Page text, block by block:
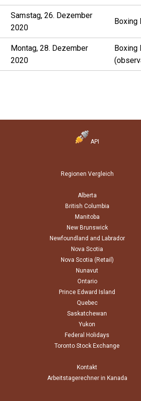
Samstag, 26. Dezember
2020
Boxing
Montag, 28. Dezember
2020
Boxing
API
Regionen Vergleich
Alberta
British Columbia
Manitoba
New Brunswick
Newfoundland and Labrador
Nova Scotia
Nova Scotia (Retail)
Nunavut
Ontario
Prince Edward Island
Quebec
Saskatchewan
Yukon
Federal Holidays
Toronto Stock Exchange
Kontakt
Arbeitstagerechner in Kanada